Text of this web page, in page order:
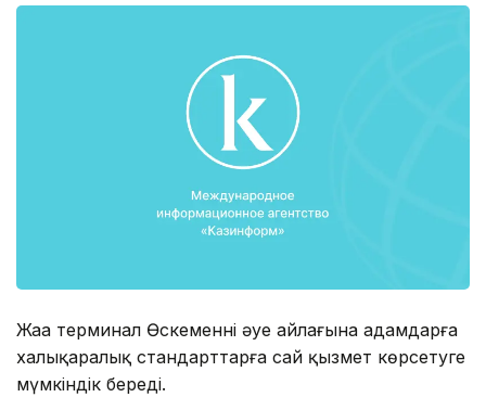
Жаңа терминал Өскеменнің әуе айлағына адамдарға
халықаралық стандарттарға сай қызмет көрсетуге
мүмкіндік береді.